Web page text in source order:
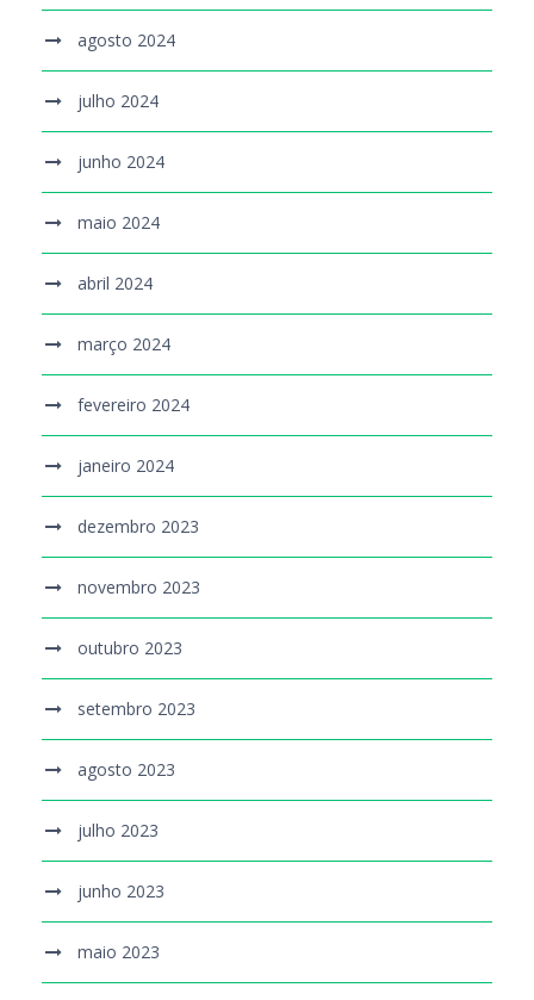
agosto 2024
julho 2024
junho 2024
maio 2024
abril 2024
março 2024
fevereiro 2024
janeiro 2024
dezembro 2023
novembro 2023
outubro 2023
setembro 2023
agosto 2023
julho 2023
junho 2023
maio 2023